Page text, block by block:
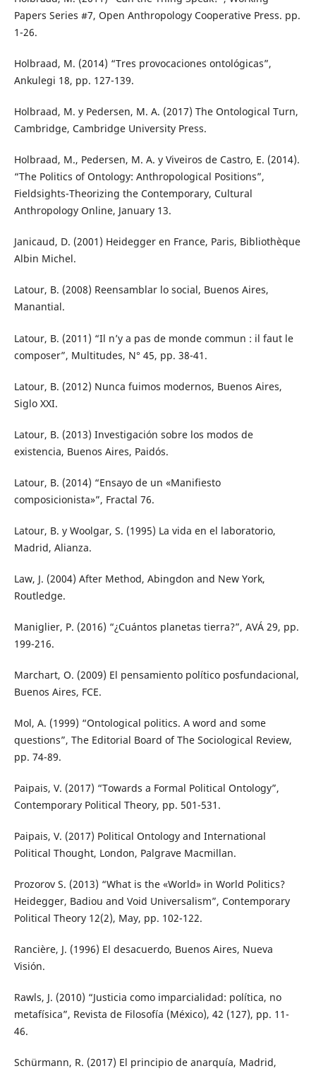
Papers Series #7, Open Anthropology Cooperative Press. pp.
1-26.
Holbraad, M. (2014) “Tres provocaciones ontológicas”,
Ankulegi 18, pp. 127-139.
Holbraad, M. y Pedersen, M. A. (2017) The Ontological Turn,
Cambridge, Cambridge University Press.
Holbraad, M., Pedersen, M. A. y Viveiros de Castro, E. (2014).
“The Politics of Ontology: Anthropological Positions”,
Fieldsights-Theorizing the Contemporary, Cultural
Anthropology Online, January 13.
Janicaud, D. (2001) Heidegger en France, Paris, Bibliothèque
Albin Michel.
Latour, B. (2008) Reensamblar lo social, Buenos Aires,
Manantial.
Latour, B. (2011) “Il n’y a pas de monde commun : il faut le
composer”, Multitudes, N° 45, pp. 38-41.
Latour, B. (2012) Nunca fuimos modernos, Buenos Aires,
Siglo XXI.
Latour, B. (2013) Investigación sobre los modos de
existencia, Buenos Aires, Paidós.
Latour, B. (2014) “Ensayo de un «Manifiesto
composicionista»”, Fractal 76.
Latour, B. y Woolgar, S. (1995) La vida en el laboratorio,
Madrid, Alianza.
Law, J. (2004) After Method, Abingdon and New York,
Routledge.
Maniglier, P. (2016) “¿Cuántos planetas tierra?”, AVÁ 29, pp.
199-216.
Marchart, O. (2009) El pensamiento político posfundacional,
Buenos Aires, FCE.
Mol, A. (1999) “Ontological politics. A word and some
questions”, The Editorial Board of The Sociological Review,
pp. 74-89.
Paipais, V. (2017) “Towards a Formal Political Ontology”,
Contemporary Political Theory, pp. 501-531.
Paipais, V. (2017) Political Ontology and International
Political Thought, London, Palgrave Macmillan.
Prozorov S. (2013) “What is the «World» in World Politics?
Heidegger, Badiou and Void Universalism”, Contemporary
Political Theory 12(2), May, pp. 102-122.
Rancière, J. (1996) El desacuerdo, Buenos Aires, Nueva
Visión.
Rawls, J. (2010) “Justicia como imparcialidad: política, no
metafísica”, Revista de Filosofía (México), 42 (127), pp. 11-
46.
Schürmann, R. (2017) El principio de anarquía, Madrid,